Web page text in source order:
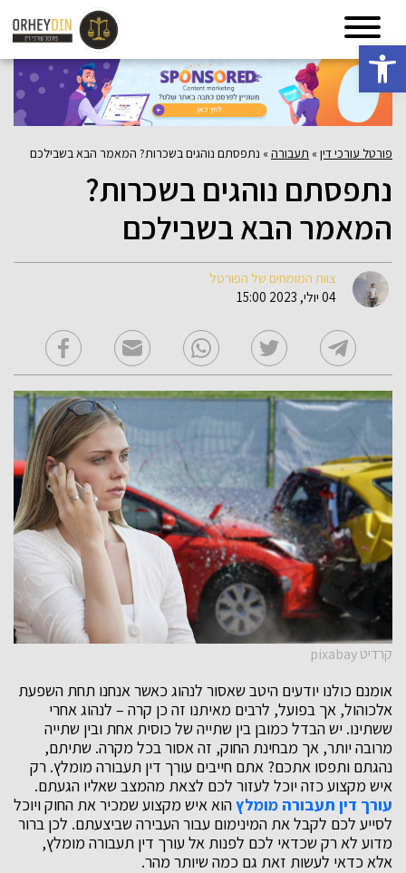
פתח סרגל נגישות
פורטל עורכי דין» תעבורה» נתפסתם נוהגים בשכרות? המאמר הבא בשבילכם
נתפסתם נוהגים בשכרות?
המאמר הבא בשבילכם
צוות המומחים של הפורטל
04 יולי, 2023 15:00
קרדיט pixabay
אומנם כולנו יודעים היטב שאסור לנהוג כאשר אנחנו תחת השפעת
אלכוהול, אך בפועל, לרבים מאיתנו זה כן קרה – לנהוג אחרי
ששתינו. יש הבדל כמובן בין שתייה של כוסית אחת ובין שתייה
מרובה יותר, אך מבחינת החוק, זה אסור בכל מקרה. שתיתם,
נהגתם ותפסו אתכם? אתם חייבים עורך דין תעבורה מומלץ. רק
איש מקצוע כזה יוכל לעזור לכם לצאת מהמצב שאליו הגעתם.
עורך דין תעבורה מומלץהוא איש מקצוע שמכיר את החוק ויוכל
לסייע לכם לקבל את המינימום עבור העבירה שביצעתם. לכן ברור
מדוע לא רק שכדאי לכם לפנות אל עורך דין תעבורה מומלץ,
אלא כדאי לעשות זאת גם כמה שיותר מהר.